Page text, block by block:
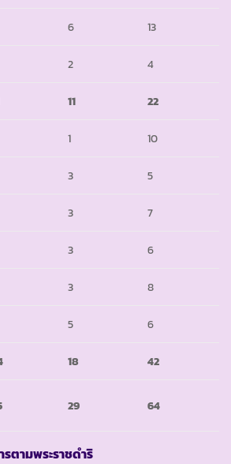
6 13
2 4
11 22
1 10
3 5
3 7
3 6
3 8
5 6
18 42
29 64
รตามพระราชดำริ